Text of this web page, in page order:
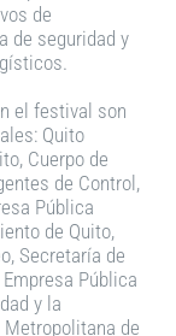
de
de seguridad y
el festival son
Quito
Cuerpo de
de Control,
Pública
de Quito,
Secretaría de
Pública
y la
Metropolitana de